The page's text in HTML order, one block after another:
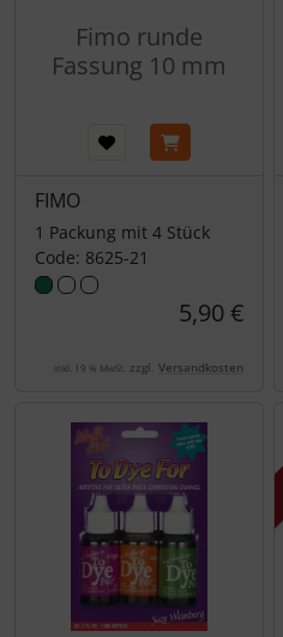
Fimo runde
Fassung 10 mm
FIMO
1 Packung mit 4 Stück
Code: 8625-21
5,90 €
inkl. 19 % MwSt. zzgl. Versandkosten